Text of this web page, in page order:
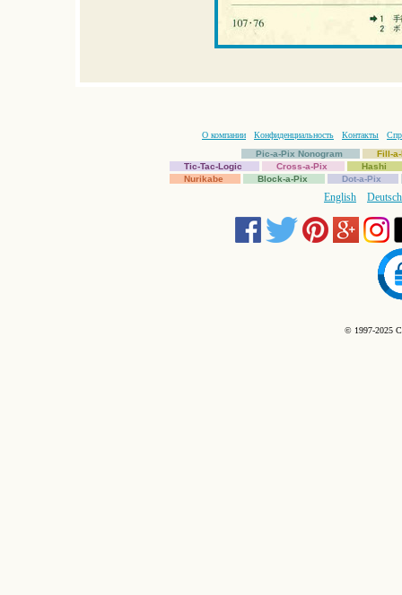
О компании Конфиденциальность Контакты
Pic-a-Pix Nonogram
Fill-
Tic-Tac-Logic
Cross-a-Pix
Hashi
Nurikabe
Block-a-Pix Dot-a-Pix
English Deutsch
© 1997-2025